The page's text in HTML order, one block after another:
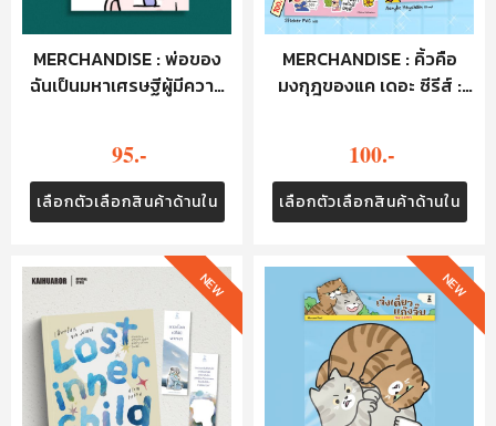
MERCHANDISE : พ่อของ
ฉันเป็นมหาเศรษฐีผู้มีความ
95.-
เลือกตัวเลือกสินค้าด้านใน
MERCHANDISE : คิ้วคือ
มงกุฎของแค เดอะ ซีรีส์ :
100.-
เลือกตัวเลือกสินค้าด้านใน
NEW NEW